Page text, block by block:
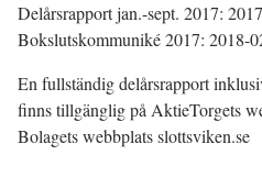
Delårsrapport jan.-sept. 2017:
Bokslutskommuniké 2017: 2018-
En fullständig delårsrapport
finns tillgänglig på AktieTorgets
Bolagets webbplats slottsviken.se